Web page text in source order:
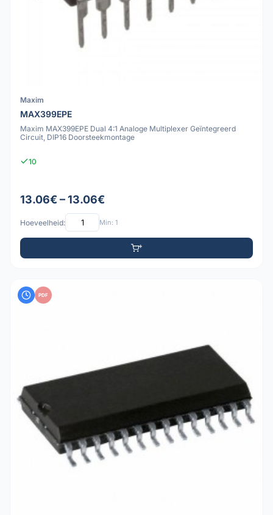
Maxim
MAX399EPE
Maxim MAX399EPE Dual 4:1 Analoge Multiplexer Geïntegreerd
Circuit, DIP16 Doorsteekmontage
10
13.06€ – 13.06€
Hoeveelheid: Min: 1
PDF